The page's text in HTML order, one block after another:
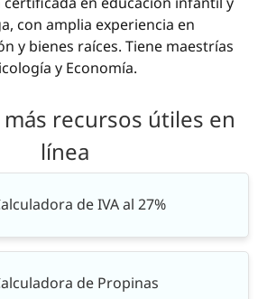
con amplia experiencia en
y bienes raíces. Tiene maestrías
y Economía.
recursos útiles en
línea
de IVA al 27%
de Propinas